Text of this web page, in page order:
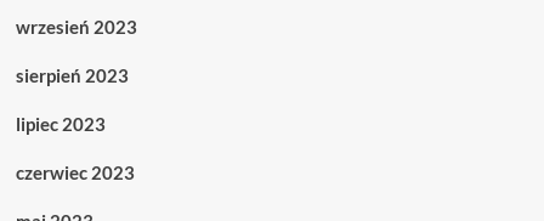
wrzesień 2023
sierpień 2023
lipiec 2023
czerwiec 2023